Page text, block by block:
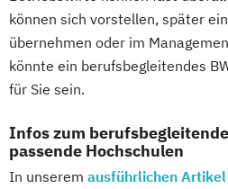
Personal Trainer/in A-
Personal Trainer/in B-
Qualitätsmanagement
Regenerations- und
Berater und Coaches
systemische Beratung
Fachkraft für
Fitness 65+
Fitnesstrainer/-in A-Lizenz
Fitnesstrainer/-in B- und
Fitnesstrainer/-in B- und
Fachrichtung
können sich vorstellen, später
übernehmen oder im
könnte ein berufsbegleitendes
für Sie sein.
Infos zum
passende Hochschulen
In unserem ausführlichen